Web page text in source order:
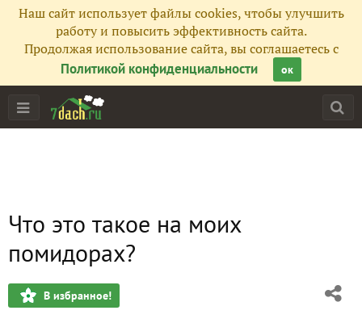
Наш сайт использует файлы cookies, чтобы улучшить
работу и повысить эффективность сайта.
Продолжая использование сайта, вы соглашаетесь с
Политикой конфиденциальности
ок
Что это такое на моих
помидорах?
В избранное!